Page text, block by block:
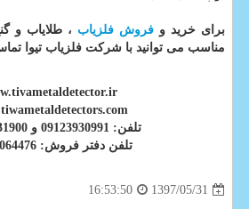
برای خرید و فروش فلزیاب ، طلایاب و
مناسب می توانید با شرکت فلزیاب تیوا
تلفن: 09123930991 و 09126931900
تلفن دفتر فروش: 02144064476
1397/05/31
16:53:50